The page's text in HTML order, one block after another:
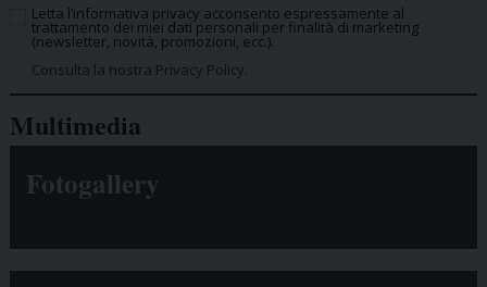
Letta l’informativa privacy acconsento espressamente al
trattamento dei miei dati personali per finalità di marketing
(newsletter, novità, promozioni, ecc.).
Consulta la nostra Privacy Policy.
Multimedia
Fotogallery